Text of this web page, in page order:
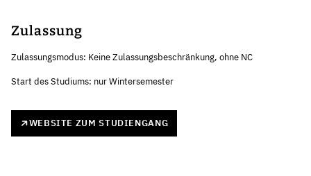
Zulassung
Zulassungsmodus: Keine Zulassungsbeschränkung, ohne NC
Start des Studiums: nur Wintersemester
WEBSITE ZUM STUDIENGANG